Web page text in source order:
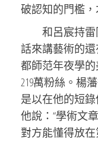
破認知的門檻
和呂宸持
話來講藝術的還
都師范年夜學
219萬粉絲。楊
是以在他的短
他說：“學術文
對方能懂得放在